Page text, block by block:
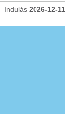
Indulás 2026-12-11